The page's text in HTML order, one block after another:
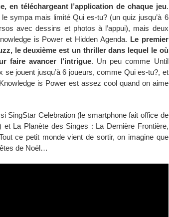
en téléchargeant l’application de chaque jeu.
sympa mais limité Qui es-tu? (un quiz jusqu’à 6
avec dessins et photos à l’appui), mais deux
is Power et Hidden Agenda. Le premier
le deuxième est un thriller dans lequel le où
faire avancer l’intrigue. Un peu comme Until
jouent jusqu’à 6 joueurs, comme Qui es-tu?, et
is Power est assez cool quand on aime
SingStar Celebration (le smartphone fait office de
et La Planète des Singes : La Dernière Frontière,
ce petit monde vient de sortir, on imagine que
de Noël…